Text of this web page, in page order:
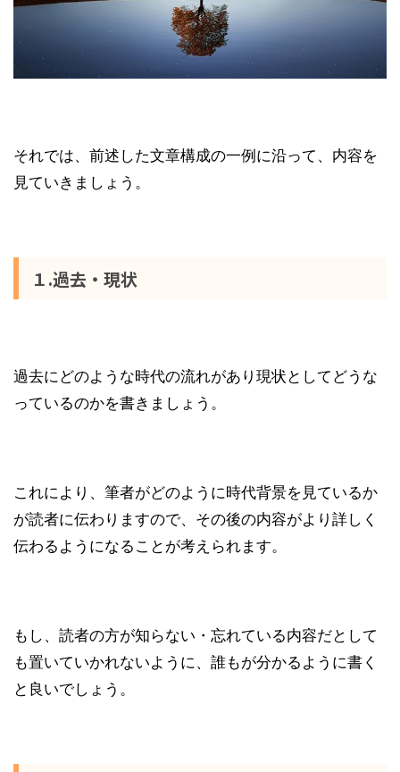
それでは、前述した文章構成の一例に沿って、内容を
見ていきましょう。
１.過去・現状
過去にどのような時代の流れがあり現状としてどうな
っているのかを書きましょう。
これにより、筆者がどのように時代背景を見ているか
が読者に伝わりますので、その後の内容がより詳しく
伝わるようになることが考えられます。
もし、読者の方が知らない・忘れている内容だとして
も置いていかれないように、誰もが分かるように書く
と良いでしょう。